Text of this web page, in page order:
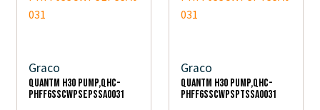
Graco
Quantm h30 PUMP,QHC-
PHFF6SSCWPSEPSSA0031
Graco
Quantm h30 PUMP,QHC-
PHFF6SSCWPSPTSSA0031